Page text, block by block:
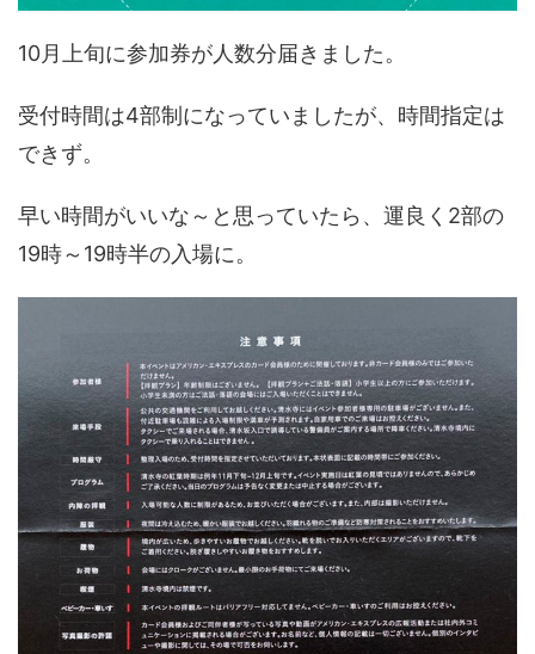
10月上旬に参加券が人数分届きました。
受付時間は4部制になっていましたが、時間指定は
できず。
早い時間がいいな～と思っていたら、運良く2部の
19時～19時半の入場に。